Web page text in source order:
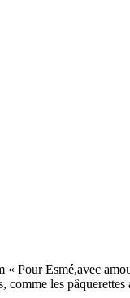
Pour Esmé,avec
comme les